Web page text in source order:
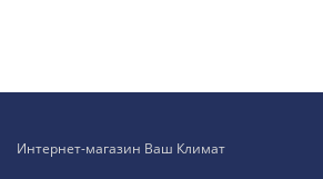
Интернет-магазин Ваш Климат